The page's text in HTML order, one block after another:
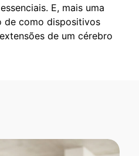
E, mais uma
de como dispositivos
de um cérebro